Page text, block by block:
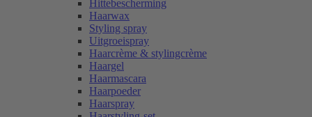
Hittebescherming
Haarwax
Styling spray
Uitgroeispray
Haarcrème & stylingcrème
Haargel
Haarmascara
Haarpoeder
Haarspray